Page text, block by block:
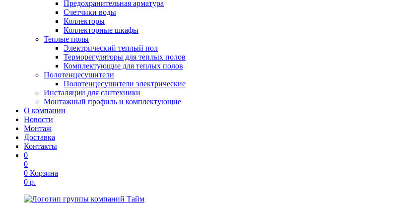
Предохранительная арматура
Счетчики воды
Коллекторы
Коллекторные шкафы
Теплые полы
Электрический теплый пол
Терморегуляторы для теплых полов
Комплектующие для теплых полов
Полотенцесушители
Полотенцесушители электрические
Инсталяции для сантехники
Монтажный профиль и комплектующие
О компании
Новости
Монтаж
Доставка
Контакты
0
0
0 Корзина
0 р.